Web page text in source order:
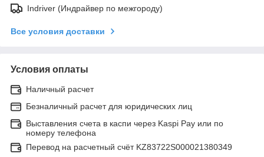
Indriver (Индрайвер по межгороду)
Все условия доставки
Условия оплаты
Наличный расчет
Безналичный расчет для юридических лиц
Выставления счета в каспи через Kaspi Pay или по
номеру телефона
Перевод на расчетный счёт KZ83722S000021380349